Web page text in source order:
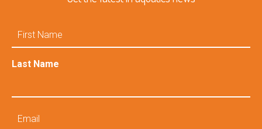
Name
Last Name